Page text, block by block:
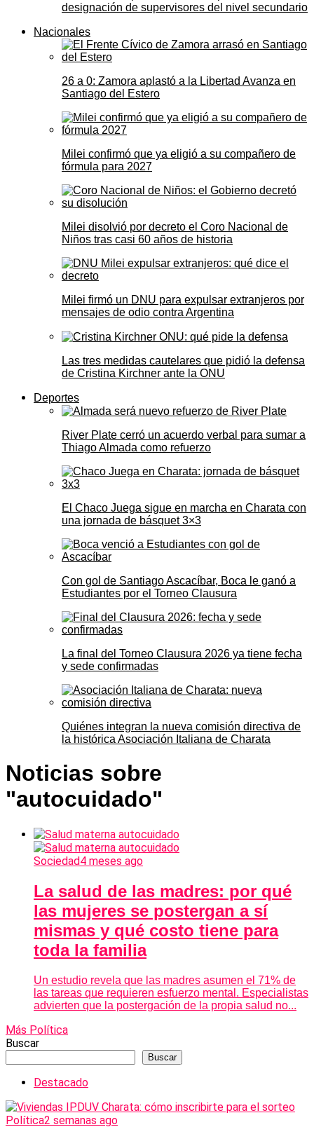
designación de supervisores del nivel secundario
Nacionales
26 a 0: Zamora aplastó a la Libertad Avanza en
Santiago del Estero
Milei confirmó que ya eligió a su compañero de
fórmula para 2027
Milei disolvió por decreto el Coro Nacional de
Niños tras casi 60 años de historia
Milei firmó un DNU para expulsar extranjeros por
mensajes de odio contra Argentina
Las tres medidas cautelares que pidió la defensa
de Cristina Kirchner ante la ONU
Deportes
River Plate cerró un acuerdo verbal para sumar a
Thiago Almada como refuerzo
El Chaco Juega sigue en marcha en Charata con
una jornada de básquet 3×3
Con gol de Santiago Ascacíbar, Boca le ganó a
Estudiantes por el Torneo Clausura
La final del Torneo Clausura 2026 ya tiene fecha
y sede confirmadas
Quiénes integran la nueva comisión directiva de
la histórica Asociación Italiana de Charata
Noticias sobre
"autocuidado"
Sociedad4 meses ago
La salud de las madres: por qué
las mujeres se postergan a sí
mismas y qué costo tiene para
toda la familia
Un estudio revela que las madres asumen el 71% de
las tareas que requieren esfuerzo mental. Especialistas
advierten que la postergación de la propia salud no...
Más Política
Buscar
Buscar
Destacado
Política2 semanas ago